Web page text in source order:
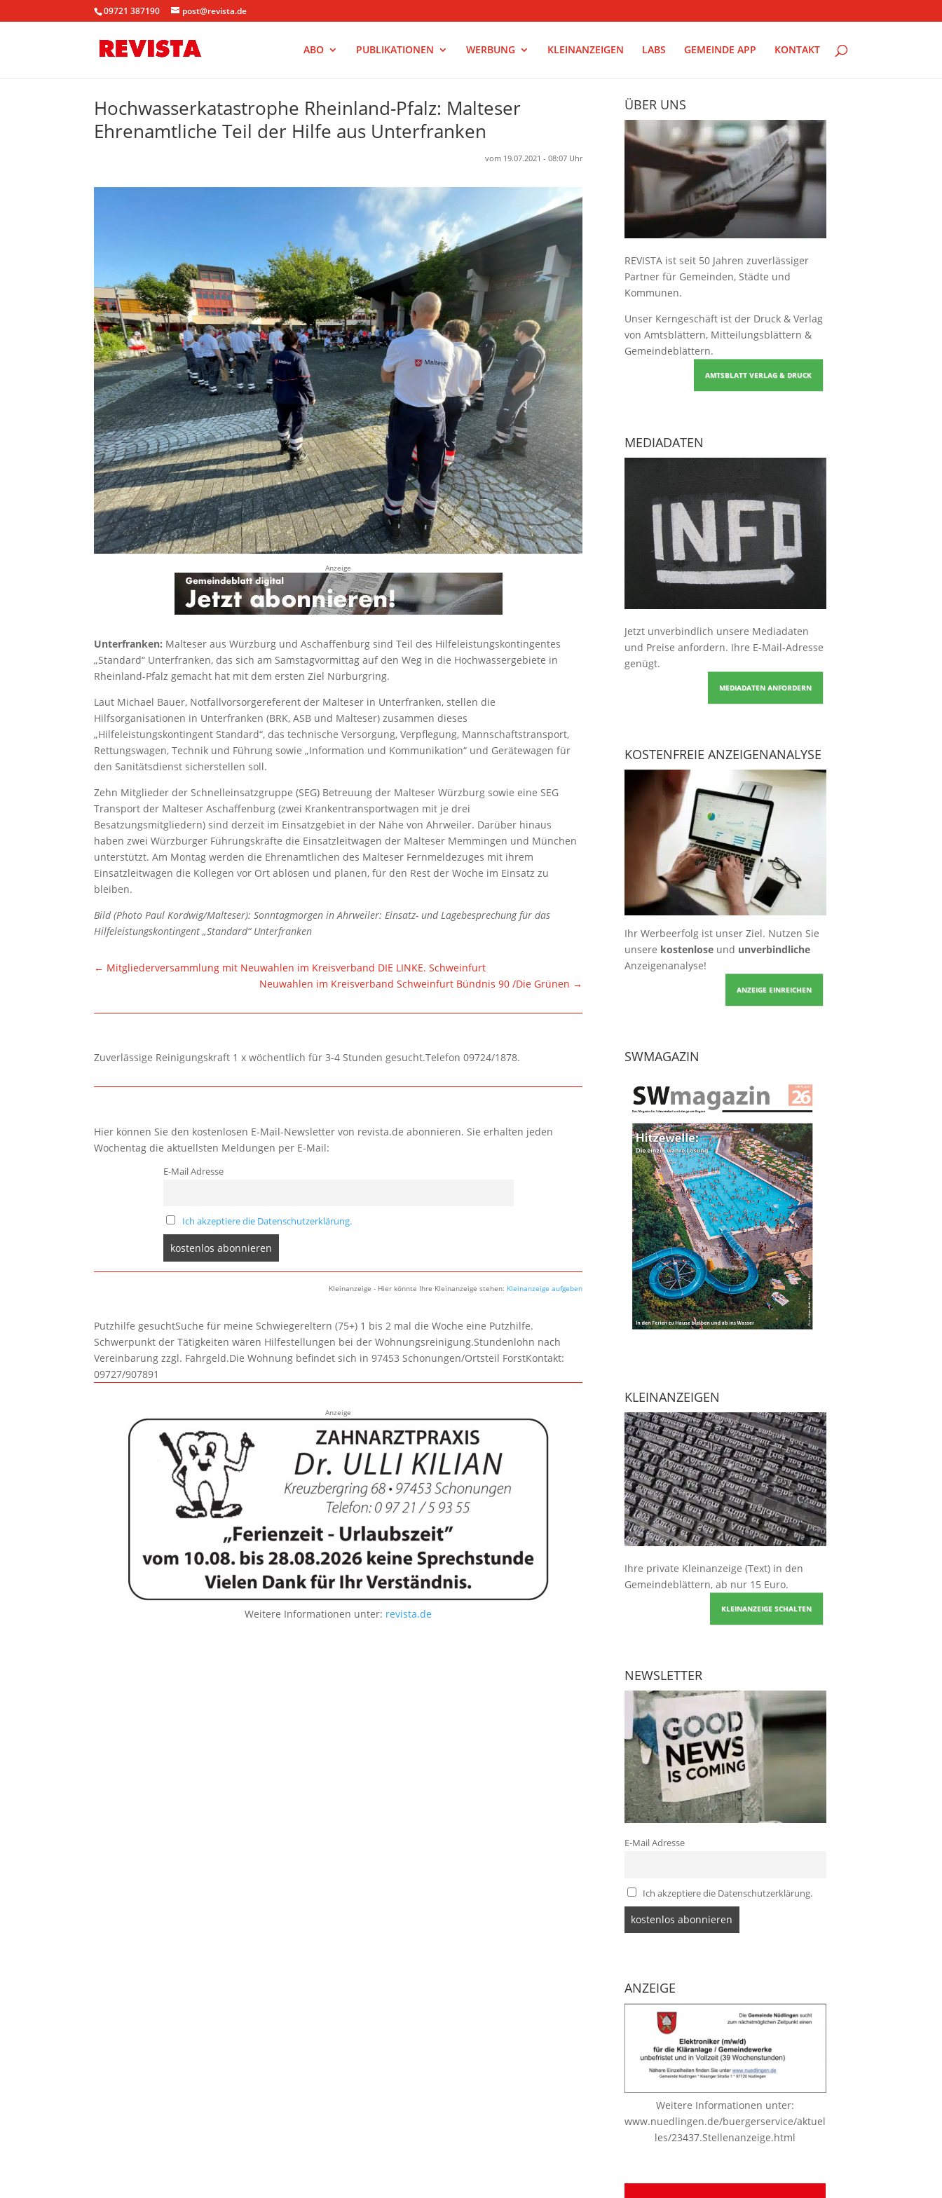
09721 387190 post@revista.de
ABO PUBLIKATIONEN WERBUNG KLEINANZEIGEN LABS GEMEINDE APP KONTAKT
Hochwasserkatastrophe Rheinland-Pfalz: Malteser
Ehrenamtliche Teil der Hilfe aus Unterfranken
vom 19.07.2021 - 08:07 Uhr
Anzeige
Unterfranken: Malteser aus Würzburg und Aschaffenburg sind Teil des Hilfeleistungskontingentes
„Standard“ Unterfranken, das sich am Samstagvormittag auf den Weg in die Hochwassergebiete in
Rheinland-Pfalz gemacht hat mit dem ersten Ziel Nürburgring.
Laut Michael Bauer, Notfallvorsorgereferent der Malteser in Unterfranken, stellen die
Hilfsorganisationen in Unterfranken (BRK, ASB und Malteser) zusammen dieses
„Hilfeleistungskontingent Standard“, das technische Versorgung, Verpflegung, Mannschaftstransport,
Rettungswagen, Technik und Führung sowie „Information und Kommunikation“ und Gerätewagen für
den Sanitätsdienst sicherstellen soll.
Zehn Mitglieder der Schnelleinsatzgruppe (SEG) Betreuung der Malteser Würzburg sowie eine SEG
Transport der Malteser Aschaffenburg (zwei Krankentransportwagen mit je drei
Besatzungsmitgliedern) sind derzeit im Einsatzgebiet in der Nähe von Ahrweiler. Darüber hinaus
haben zwei Würzburger Führungskräfte die Einsatzleitwagen der Malteser Memmingen und München
unterstützt. Am Montag werden die Ehrenamtlichen des Malteser Fernmeldezuges mit ihrem
Einsatzleitwagen die Kollegen vor Ort ablösen und planen, für den Rest der Woche im Einsatz zu
bleiben.
Bild (Photo Paul Kordwig/Malteser): Sonntagmorgen in Ahrweiler: Einsatz- und Lagebesprechung für das
Hilfeleistungskontingent „Standard“ Unterfranken
← Mitgliederversammlung mit Neuwahlen im Kreisverband DIE LINKE. Schweinfurt
Neuwahlen im Kreisverband Schweinfurt Bündnis 90 /Die Grünen →
Zuverlässige Reinigungskraft 1 x wöchentlich für 3-4 Stunden gesucht.Telefon 09724/1878.
Hier können Sie den kostenlosen E-Mail-Newsletter von revista.de abonnieren. Sie erhalten jeden
Wochentag die aktuellsten Meldungen per E-Mail:
E-Mail Adresse
Ich akzeptiere die Datenschutzerklärung.
Kleinanzeige - Hier könnte Ihre Kleinanzeige stehen: Kleinanzeige aufgeben
Putzhilfe gesuchtSuche für meine Schwiegereltern (75+) 1 bis 2 mal die Woche eine Putzhilfe.
Schwerpunkt der Tätigkeiten wären Hilfestellungen bei der Wohnungsreinigung.Stundenlohn nach
Vereinbarung zzgl. Fahrgeld.Die Wohnung befindet sich in 97453 Schonungen/Ortsteil ForstKontakt:
09727/907891
Anzeige
Weitere Informationen unter: revista.de
ÜBER UNS
REVISTA ist seit 50 Jahren zuverlässiger
Partner für Gemeinden, Städte und
Kommunen.
Unser Kerngeschäft ist der Druck & Verlag
von Amtsblättern, Mitteilungsblättern &
Gemeindeblättern.
AMTSBLATT VERLAG & DRUCK
MEDIADATEN
Jetzt unverbindlich unsere Mediadaten
und Preise anfordern. Ihre E-Mail-Adresse
genügt.
MEDIADATEN ANFORDERN
KOSTENFREIE ANZEIGENANALYSE
Ihr Werbeerfolg ist unser Ziel. Nutzen Sie
unsere kostenloseund unverbindliche
Anzeigenanalyse!
ANZEIGE EINREICHEN
SWMAGAZIN
KLEINANZEIGEN
Ihre private Kleinanzeige (Text) in den
Gemeindeblättern, ab nur 15 Euro.
KLEINANZEIGE SCHALTEN
NEWSLETTER
E-Mail Adresse
Ich akzeptiere die Datenschutzerklärung.
ANZEIGE
Weitere Informationen unter:
www.nuedlingen.de/buergerservice/aktuel
les/23437.Stellenanzeige.html